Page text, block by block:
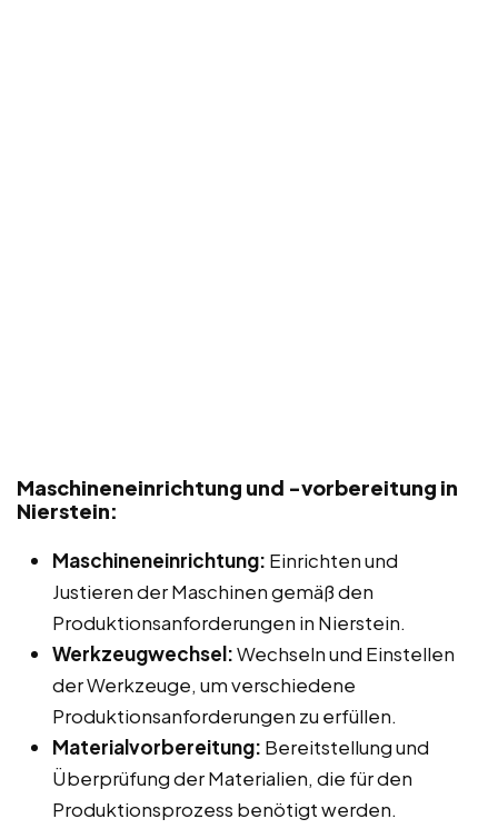
Maschineneinrichtung und -vorbereitung in
Nierstein:
Maschineneinrichtung: Einrichten und
Justieren der Maschinen gemäß den
Produktionsanforderungen in Nierstein.
Werkzeugwechsel:Wechseln und Einstellen
der Werkzeuge, um verschiedene
Produktionsanforderungen zu erfüllen.
Materialvorbereitung: Bereitstellung und
Überprüfung der Materialien, die für den
Produktionsprozess benötigt werden.